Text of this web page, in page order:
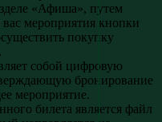
«Афиша», путем
мероприятия кнопки
покупку
собой цифровую
бронирование
мероприятие.
билета является файл